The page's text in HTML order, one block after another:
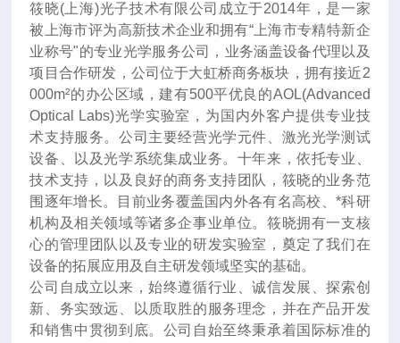
筱晓(上海)光子技术有限公司成立于2014年 ， 是一家
被上海市评为高新技术企业和拥有“上海市专精特新企
业称号"的专业光学服务公司，业务涵盖设备代理以及
项目合作研发，公司位于大虹桥商务板块，拥有接近2
000m²的办公区域，建有500平优良的AOL(Advanced
Optical Labs)光学实验室，为国内外客户提供专业技
术支持服务。公司主要经营光学元件、激光光学测试
设备、以及光学系统集成业务。十年来 ，依托专业、
技术支持，以及良好的商务支持团队，筱晓的业务范
围逐年增长。目前业务覆盖国内外各有名高校、*科研
机构及相关领域等诸多企事业单位。筱晓拥有一支核
心的管理团队以及专业的研发实验室，奠定了我们在
设备的拓展应用及自主研发领域坚实的基础。
公司自成立以来，始终遵循行业、诚信发展、探索创
新、务实致远、以质取胜的服务理念，并在产品开发
和销售中贯彻到底。公司自始至终秉承着国际标准的